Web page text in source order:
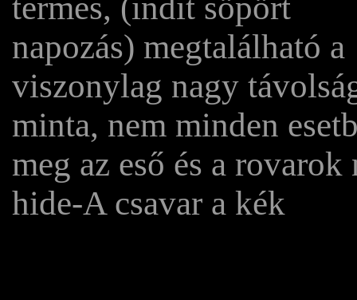
napozás) megtalálható a
viszonylag nagy
minta, nem minden
meg az eső és a
hide-A csavar a kék